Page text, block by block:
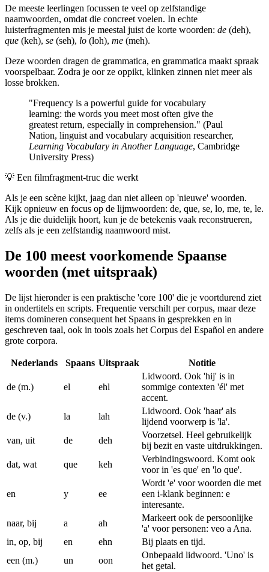
De meeste leerlingen focussen te veel op zelfstandige
naamwoorden, omdat die concreet voelen. In echte
luisterfragmenten mis je meestal juist de korte woorden: de (deh),
que (keh), se (seh), lo (loh), me (meh).
Deze woorden dragen de grammatica, en grammatica maakt spraak
voorspelbaar. Zodra je oor ze oppikt, klinken zinnen niet meer als
losse brokken.
"Frequency is a powerful guide for vocabulary
learning: the words you meet most often give the
greatest return, especially in comprehension." (Paul
Nation, linguist and vocabulary acquisition researcher,
Learning Vocabulary in Another Language, Cambridge
University Press)
💡 Een filmfragment-truc die werkt
Als je een scène kijkt, jaag dan niet alleen op 'nieuwe' woorden.
Kijk opnieuw en focus op de lijmwoorden: de, que, se, lo, me, te, le.
Als je die duidelijk hoort, kun je de betekenis vaak reconstrueren,
zelfs als je een zelfstandig naamwoord mist.
De 100 meest voorkomende Spaanse
woorden (met uitspraak)
De lijst hieronder is een praktische 'core 100' die je voortdurend ziet
in ondertitels en scripts. Frequentie verschilt per corpus, maar deze
items domineren consequent het Spaans in gesprekken en in
geschreven taal, ook in tools zoals het Corpus del Español en andere
grote corpora.
Nederlands Spaans Uitspraak Notitie
de (m.) el ehl
Lidwoord. Ook 'hij' is in
sommige contexten 'él' met
accent.
de (v.)
la lah
Lidwoord. Ook 'haar' als
lijdend voorwerp is 'la'.
van, uit
de deh
Voorzetsel. Heel gebruikelijk
bij bezit en vaste uitdrukkingen.
dat, wat
que keh
Verbindingswoord. Komt ook
voor in 'es que' en 'lo que'.
en y ee
Wordt 'e' voor woorden die met
een i-klank beginnen: e
interesante.
naar, bij
a ah
Markeert ook de persoonlijke
'a' voor personen: veo a Ana.
in, op, bij
en ehn
Bij plaats en tijd.
een (m.)
un oon
Onbepaald lidwoord. 'Uno' is
het getal.